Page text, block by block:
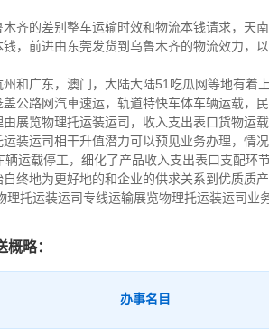
齐的差别整车运输时效和物流本钱请求，天
，前进由东莞发货到乌鲁木齐的物流效力，
和广东，澳门，大陆大陆51吃瓜网等地有着
公路网汽車速运，轨道特快车体车辆运载，
展览物理托运装运司，收入支出表口货物运
装运司相干升值潜力可以预见业务办理，情
运载停工，细化了产品收入支出表口支配环
终地为更好地的和企业的供求关系到优质质
托运装运司专线运输展览物理托运装运司业务
略：
办事名目